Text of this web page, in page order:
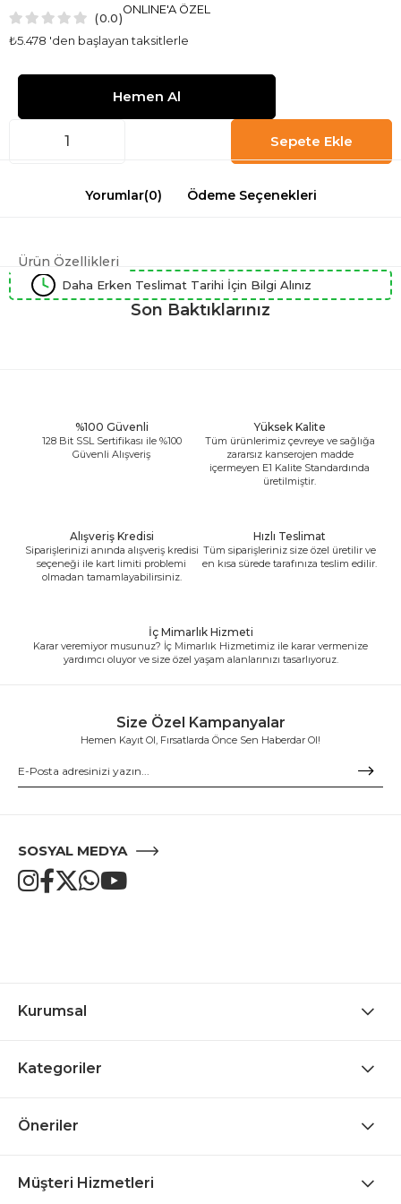
0.0
₺5.478 'den başlayan taksitlerle
ONLINE'A ÖZEL
Yorumlar(0) Ödeme Seçenekleri
Ürün Özellikleri
Daha Erken Teslimat Tarihi İçin Bilgi Alınız
Son Baktıklarınız
%100 Güvenli
128 Bit SSL Sertifikası ile %100
Güvenli Alışveriş
Yüksek Kalite
Tüm ürünlerimiz çevreye ve sağlığa
zararsız kanserojen madde
içermeyen E1 Kalite Standardında
üretilmiştir.
Alışveriş Kredisi
Siparişlerinizi anında alışveriş kredisi
seçeneği ile kart limiti problemi
olmadan tamamlayabilirsiniz.
Hızlı Teslimat
Tüm siparişleriniz size özel üretilir ve
en kısa sürede tarafınıza teslim edilir.
İç Mimarlık Hizmeti
Karar veremiyor musunuz? İç Mimarlık Hizmetimiz ile karar vermenize
yardımcı oluyor ve size özel yaşam alanlarınızı tasarlıyoruz.
Size Özel Kampanyalar
Hemen Kayıt Ol, Fırsatlarda Önce Sen Haberdar Ol!
SOSYAL MEDYA
Kurumsal
Kategoriler
Öneriler
Müşteri Hizmetleri